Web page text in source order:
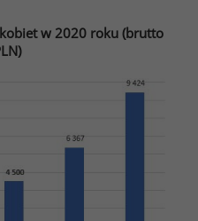
w 2020 roku (brutto